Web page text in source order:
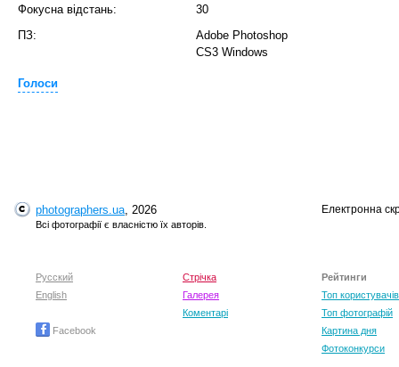
Фокусна відстань:
30
ПЗ:
Adobe Photoshop
CS3 Windows
Голоси
photographers.ua, 2026
Всі фотографії є власністю їх авторів.
Електронна
Русский
English
Facebook
Стрічка
Галерея
Коментарі
Рейтинги
Топ користувачів
Топ фотографій
Картина дня
Фотоконкурси